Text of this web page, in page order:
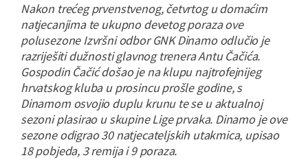
Nakon trećeg prvenstvenog, četvrtog u domaćim
natjecanjima te ukupno devetog poraza ove
polusezone Izvršni odbor GNK Dinamo odlučio je
razriješiti dužnosti glavnog trenera Antu Čačića.
Gospodin Čačić došao je na klupu najtrofejnijeg
hrvatskog kluba u prosincu prošle godine, s
Dinamom osvojio duplu krunu te se u aktualnoj
sezoni plasirao u skupine Lige prvaka. Dinamo je ove
sezone odigrao 30 natjecateljskih utakmica, upisao
18 pobjeda, 3 remija i 9 poraza.